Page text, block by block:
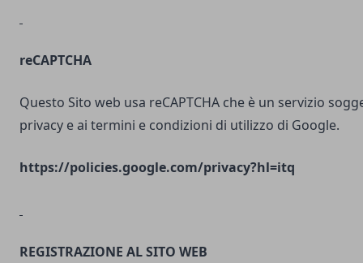
reCAPTCHA
Questo Sito web usa reCAPTCHA che è un servizio
privacy e ai termini e condizioni di utilizzo di Google.
https://policies.google.com/privacy?hl=itq
REGISTRAZIONE AL SITO WEB